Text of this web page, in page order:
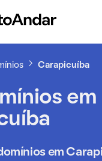
Carapicuíba
em
em